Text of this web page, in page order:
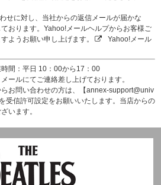
せに対し、当社からの返信メールが届かな
おります。Yahoo!メールヘルプからお客様ご
ようお願い申し上げます。
Yahoo!メール
間：平日 10：00から17：00
ールにてご連絡差し上げております。
お問い合わせの方は、【annex-support@univ
受信許可設定をお願いいたします。当店からの
います。